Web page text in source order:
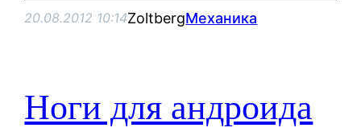
20.08.2012 10:14ZoltbergМеханика
Ноги для андроида